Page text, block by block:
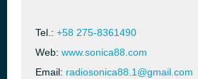
Tel.: +58 275-8361490
Web: www.sonica88.com
Email: radiosonica88.1@gmail.com